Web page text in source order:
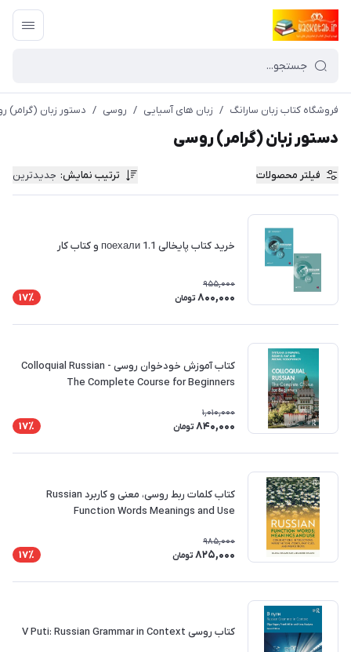
فروشگاه کتاب زبان سارانگ / زبان های آسیایی / روسی / دستور زبان (گرامر)
دستور زبان (گرامر) روسی
فیلتر محصولات ترتیب نمایش: جدیدترین
خرید کتاب پایخالی поехали 1.1 و کتاب کار
955,000
800,000 تومان 17٪
کتاب آموزش خودخوان روسی Colloquial Russian -
The Complete Course for Beginners
1,010,000
840,000 تومان 17٪
کتاب کلمات ربط روسی، معنی و کاربرد Russian
Function Words Meanings and Use
985,000
825,000 تومان 17٪
کتاب روسی V Puti: Russian Grammar in Context